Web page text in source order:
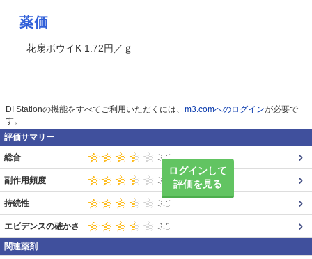
薬価
花扇ボウイK 1.72円／ｇ
DI Stationの機能をすべてご利用いただくには、 m3.comへのログインが必要で
す。
評価サマリー
ログインして
評価を見る
総合
副作用頻度
持続性
エビデンスの確かさ
関連薬剤